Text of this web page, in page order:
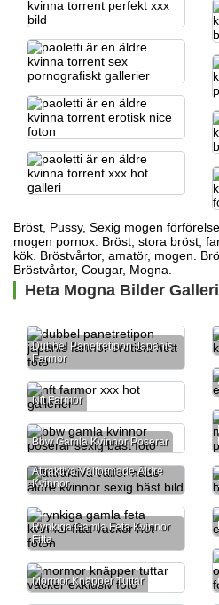
Bröst, Pussy, Sexig mogen förförelse,
mogen pornox. Bröst, stora bröst,
kök. Bröstvårtor, amatör, mogen.
Bröstvårtor, Cougar, Mogna.
Heta Mogna Bilder
Dubbel Panetretipon Japanis
Farmor
Nft Farmor
Bbw Gamla Kvinnor Poserar
Attraktiva Välformade Äldre
Kvinnor
Rynkiga Gamla Feta Kvinnor
Fitta
Mormor Knäpper Tuttar